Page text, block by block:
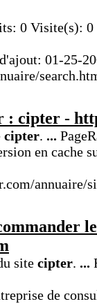
0 Visite(s): 0
01-25-
: cipter -
cipter. ...
en cache
annuaire/
site cipter. ...
de